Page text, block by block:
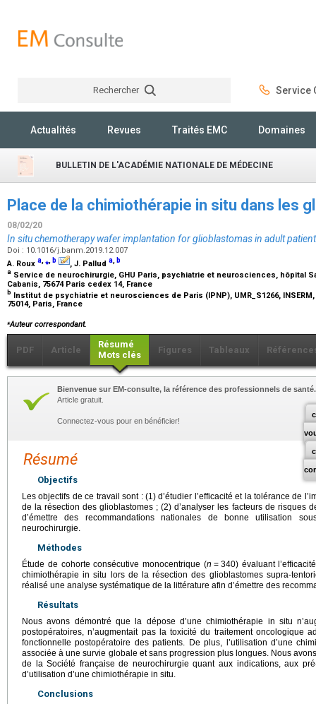
Rechercher Service
Actualités Revues Traités EMC Domaines
BULLETIN DE L'ACADÉMIE NATIONALE DE MÉDECINE
Place de la chimiothérapie in situ dans les
08/02/20
In situ chemotherapy wafer implantation for glioblastomas in adult
Doi : 10.1016/j.banm.2019.12.007
A. Roux a,⁎, b , J. Pallud a, b
a Service de neurochirurgie, GHU Paris, psychiatrie et neurosciences, hôpital
Cabanis, 75674 Paris cedex 14, France
b Institut de psychiatrie et neurosciences de Paris (IPNP), UMR_S1266,
75014, Paris, France
⁎Auteur correspondant.
PDF Article
Résumé
Mots clés
Figures Tableaux
Bienvenue sur EM-consulte, la référence des professionnels de santé.
Article gratuit.
Connectez-vous pour en bénéficier!
Résumé
Objectifs
Les objectifs de ce travail sont : (1) d’étudier l’efficacité et la tolérance de
de la résection des glioblastomes ; (2) d’analyser les facteurs de risques
d’émettre des recommandations nationales de bonne utilisation
neurochirurgie.
Méthodes
Étude de cohorte consécutive monocentrique (n = 340) évaluant
chimiothérapie in situ lors de la résection des glioblastomes supra-
réalisé une analyse systématique de la littérature afin d’émettre des
Résultats
Nous avons démontré que la dépose d’une chimiothérapie in situ
postopératoires, n’augmentait pas la toxicité du traitement oncologique
fonctionnelle postopératoire des patients. De plus, l’utilisation d’une
associée à une survie globale et sans progression plus longues. Nous
de la Société française de neurochirurgie quant aux indications, aux
d’utilisation d’une chimiothérapie in situ.
Conclusions